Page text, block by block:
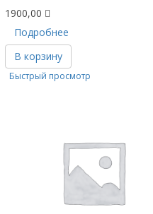
1900,00
Подробнее
В корзину
Быстрый просмотр